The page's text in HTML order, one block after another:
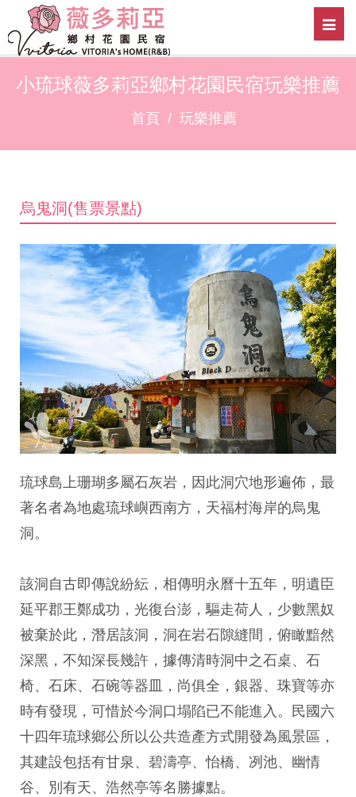
小
球
莉
宿
選
單
小琉球薇多莉亞鄉村花園民宿玩樂推薦
首頁 玩樂推薦
烏鬼洞(售票景點)
琉球島上珊瑚多屬石灰岩，因此洞穴地形遍佈，最
著名者為地處琉球嶼西南方，天福村海岸的烏鬼
洞。
該洞自古即傳說紛紜，相傳明永曆十五年，明遺臣
延平郡王鄭成功，光復台澎，驅走荷人，少數黑奴
被棄於此，潛居該洞，洞在岩石隙縫間，俯瞰黯然
深黑，不知深長幾許，據傳清時洞中之石桌、石
椅、石床、石碗等器皿，尚俱全，銀器、珠寶等亦
時有發現，可惜於今洞口塌陷已不能進入。民國六
十四年琉球鄉公所以公共造產方式開發為風景區，
其建設包括有甘泉、碧濤亭、怡橋、冽池、幽情
谷、別有天、浩然亭等名勝據點。